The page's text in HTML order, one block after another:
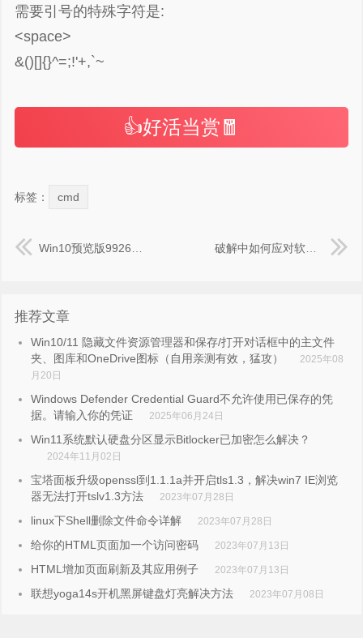
需要引号的特殊字符是:
<space>
&()[]{}^=;!'+,`~
👍好活当赏🧧
标签： cmd
Win10预览版9926怎么开启spartan浏览器 破解中如何应对软件对vm虚拟机的检测,反虚拟机破解
推荐文章
Win10/11 隐藏文件资源管理器和保存/打开对话框中的主文件
夹、图库和OneDrive图标（自用亲测有效，猛攻）
2025年08
月20日
Windows Defender Credential Guard不允许使用已保存的凭
据。请输入你的凭证
2025年06月24日
Win11系统默认硬盘分区显示Bitlocker已加密怎么解决？
2024年11月02日
宝塔面板升级openssl到1.1.1a并开启tls1.3，解决win7 IE浏览
器无法打开tslv1.3方法
2023年07月28日
linux下Shell删除文件命令详解 2023年07月28日
给你的HTML页面加一个访问密码 2023年07月13日
HTML增加页面刷新及其应用例子 2023年07月13日
联想yoga14s开机黑屏键盘灯亮解决方法 2023年07月08日